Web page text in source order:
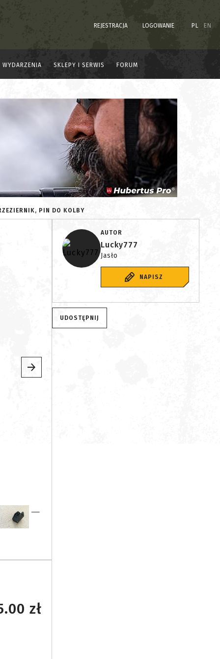
REJESTRACJA LOGOWANIE PL EN
WYDARZENIA SKLEPY I SERWIS FORUM
PIN DO KOLBY
zł
AUTOR
Lucky777
Jasło
NAPISZ
UDOSTĘPNIJ